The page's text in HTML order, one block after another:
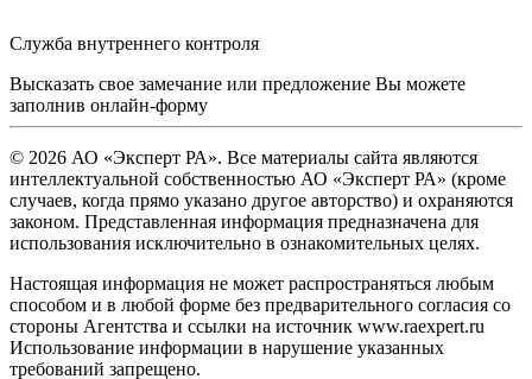
Служба внутреннего контроля
Высказать свое замечание или предложение Вы можете
заполнив онлайн-форму
© 2026 АО «Эксперт РА». Все материалы сайта являются
интеллектуальной собственностью АО «Эксперт РА» (кроме
случаев, когда прямо указано другое авторство) и охраняются
законом. Представленная информация предназначена для
использования исключительно в ознакомительных целях.
Настоящая информация не может распространяться любым
способом и в любой форме без предварительного согласия со
стороны Агентства и ссылки на источник www.raexpert.ru
Использование информации в нарушение указанных
требований запрещено.